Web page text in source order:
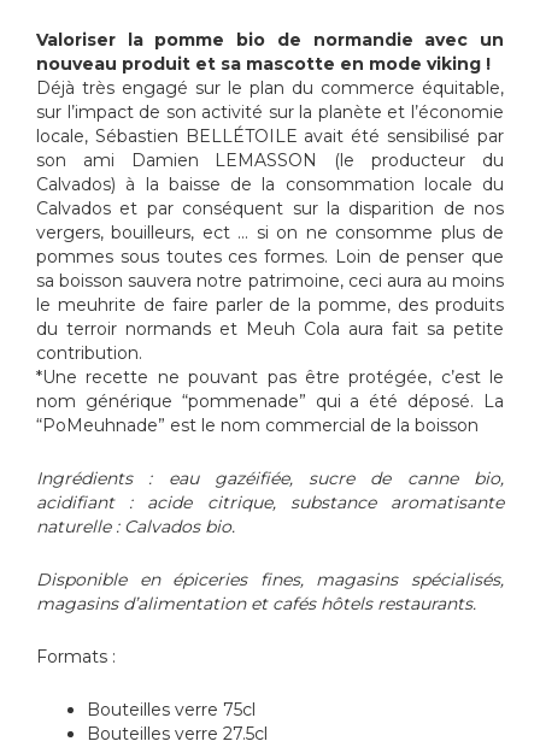
Valoriser la pomme bio de normandie avec un
nouveau produit et sa mascotte en mode viking !
Déjà très engagé sur le plan du commerce équitable,
sur l’impact de son activité sur la planète et l’économie
locale, Sébastien BELLÉTOILE avait été sensibilisé par
son ami Damien LEMASSON (le producteur du
Calvados) à la baisse de la consommation locale du
Calvados et par conséquent sur la disparition de nos
vergers, bouilleurs, ect … si on ne consomme plus de
pommes sous toutes ces formes. Loin de penser que
sa boisson sauvera notre patrimoine, ceci aura au moins
le meuhrite de faire parler de la pomme, des produits
du terroir normands et Meuh Cola aura fait sa petite
contribution.
*Une recette ne pouvant pas être protégée, c’est le
nom générique “pommenade” qui a été déposé. La
“PoMeuhnade” est le nom commercial de la boisson
Ingrédients : eau gazéifiée, sucre de canne bio,
acidifiant : acide citrique, substance aromatisante
naturelle : Calvados bio.
Disponible en épiceries fines, magasins spécialisés,
magasins d’alimentation et cafés hôtels restaurants.
Formats :
Bouteilles verre 75cl
Bouteilles verre 27.5cl